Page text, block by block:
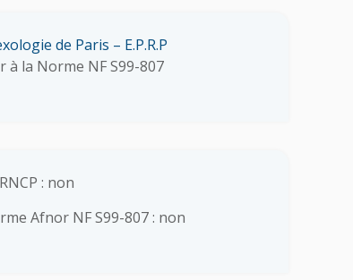
de Paris – E.P.R.P
la Norme NF S99-807
: non
Afnor NF S99-807 : non